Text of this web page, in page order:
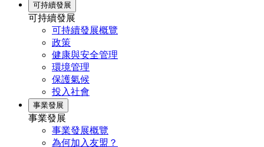
可持續發展
可持續發展
可持續發展概覽
政策
健康與安全管理
環境管理
保護氣候
投入社會
事業發展
事業發展
事業發展概覽
為何加入友盟？